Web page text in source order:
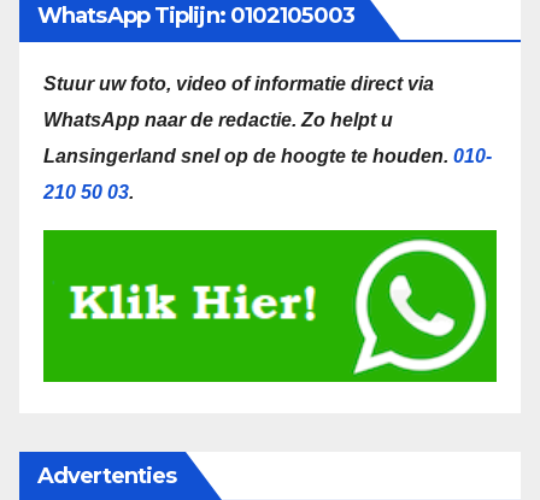
WhatsApp Tiplijn: 0102105003
Stuur uw foto, video of informatie direct via
WhatsApp naar de redactie. Zo helpt u
Lansingerland snel op de hoogte te houden. 010-
210 50 03.
Advertenties